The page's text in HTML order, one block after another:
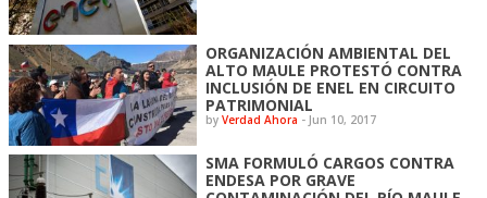
ORGANIZACIÓN AMBIENTAL DEL
ALTO MAULE PROTESTÓ CONTRA
INCLUSIÓN DE ENEL EN CIRCUITO
PATRIMONIAL
byVerdad Ahora - Jun 10, 2017
SMA FORMULÓ CARGOS CONTRA
ENDESA POR GRAVE